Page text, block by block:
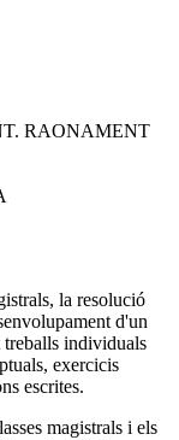
RAONAMENT
la resolució
d'un
treballs individuals
exercicis
escrites.
magistrals i els